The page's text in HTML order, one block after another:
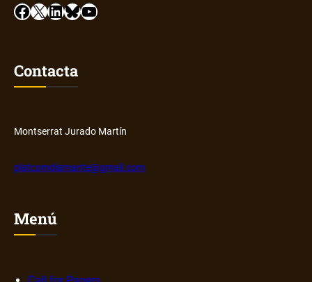
Facebook X LinkedIn Bluesky YouTube
Contacta
Montserrat Jurado Martín
platcomdiamante@gmail.com
Menú